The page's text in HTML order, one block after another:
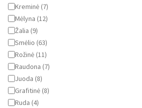
Kreminė (7)
Mėlyna (12)
Žalia (9)
Smėlio (63)
Rožinė (11)
Raudona (7)
Juoda (8)
Grafitinė (8)
Ruda (4)